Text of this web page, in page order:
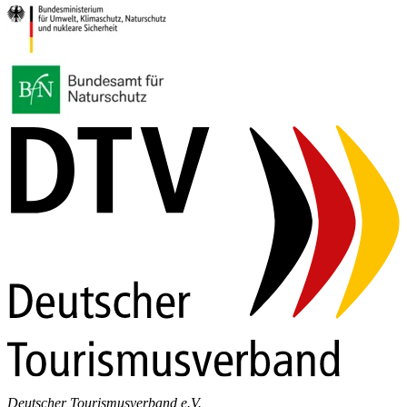
Deutscher Tourismusverband e.V.